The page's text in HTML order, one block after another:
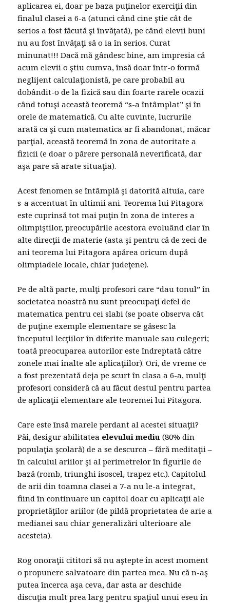
aplicarea ei, doar pe baza puţinelor exerciţii din
finalul clasei a 6-a (atunci când cine ştie cât de
serios a fost făcută şi învăţată), pe când elevii buni
nu au fost învăţaţi să o ia în serios. Curat
minunat!!! Dacă mă gândesc bine, am impresia că
acum elevii o ştiu cumva, însă doar într-o formă
neglijent calculaţionistă, pe care probabil au
dobândit-o de la fizică sau din foarte rarele ocazii
când totuşi această teoremă “s-a întâmplat” şi în
orele de matematică. Cu alte cuvinte, lucrurile
arată ca şi cum matematica ar fi abandonat, măcar
parţial, această teoremă în zona de autoritate a
fizicii (e doar o părere personală neverificată, dar
aşa pare să arate situaţia).
Acest fenomen se întâmplă şi datorită altuia, care
s-a accentuat în ultimii ani. Teorema lui Pitagora
este cuprinsă tot mai puţin în zona de interes a
olimpiştilor, preocupările acestora evoluând clar în
alte direcţii de materie (asta şi pentru că de zeci de
ani teorema lui Pitagora apărea oricum după
olimpiadele locale, chiar judeţene).
Pe de altă parte, mulţi profesori care “dau tonul” în
societatea noastră nu sunt preocupaţi defel de
matematica pentru cei slabi (se poate observa cât
de puţine exemple elementare se găsesc la
începutul lecţiilor în diferite manuale sau culegeri;
toată preocuparea autorilor este îndreptată către
zonele mai înalte ale aplicaţiilor). Ori, de vreme ce
a fost prezentată deja pe scurt în clasa a 6-a, mulţi
profesori consideră că au făcut destul pentru partea
de aplicaţii elementare ale teoremei lui Pitagora.
Care este însă marele perdant al acestei situaţii?
Păi, desigur abilitatea elevului mediu (80% din
populaţia şcolară) de a se descurca – fără meditaţii –
în calculul ariilor şi al perimetrelor în figurile de
bază (romb, triunghi isoscel, trapez etc.). Capitolul
de arii din toamna clasei a 7-a nu le-a integrat,
fiind în continuare un capitol doar cu aplicaţii ale
proprietăţilor ariilor (de pildă proprietatea de arie a
medianei sau chiar generalizări ulterioare ale
acesteia).
Rog onoraţii cititori să nu aştepte în acest moment
o propunere salvatoare din partea mea. Nu că n-aş
putea încerca aşa ceva, dar asta ar deschide
discuţia mult prea larg pentru spaţiul unui eseu în